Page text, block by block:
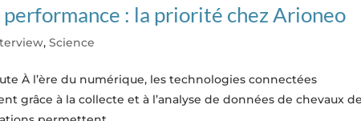
: la priorité chez Arioneo
,Science
À l’ère du numérique, les technologies connectées
grâce à la collecte et à l’analyse de données de chevaux